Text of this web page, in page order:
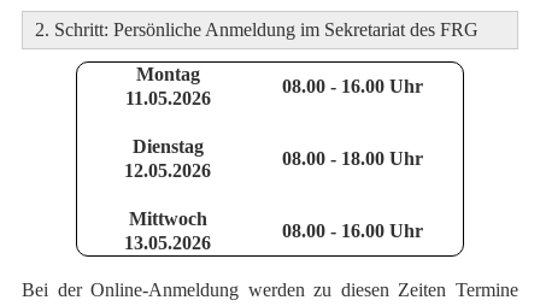
2. Schritt: Persönliche Anmeldung im Sekretariat des FRG
Montag
11.05.2026
08.00 - 16.00 Uhr
Dienstag
12.05.2026
08.00 - 18.00 Uhr
Mittwoch
13.05.2026
08.00 - 16.00 Uhr
Bei der Online-Anmeldung werden zu diesen Zeiten Termine